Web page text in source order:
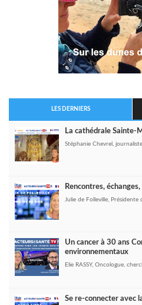
LES DERNIERS
La cathédrale Sainte-
Stéphanie Chevrel, journaliste.
Rencontres,
Julie de Folleville,
Un cancer à 30 ans
environnementaux
Elie RASSY, Oncologue,
Se re-connecter avec